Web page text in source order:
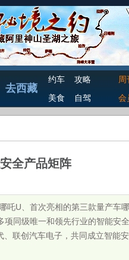
去西藏
约车
攻略
美食
自驾
周
会
全产品矩阵
吒U、首次亮相的第三款量产车哪
同级唯一和领先行业的智能安全
联创汽车电子，共同成立智能安